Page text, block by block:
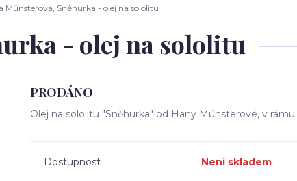
Münsterová, Sněhurka - olej na sololitu
- olej na sololitu
PRODÁNO
Olej na sololitu "Sněhurka" od Hany Münsterové, v rámu.
Dostupnost Není skladem